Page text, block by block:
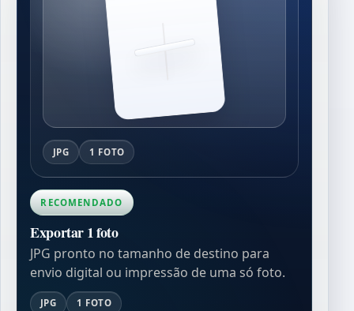
JPG 1 FOTO
RECOMENDADO
Exportar 1 foto
JPG pronto no tamanho de destino para
envio digital ou impressão de uma só foto.
JPG 1 FOTO